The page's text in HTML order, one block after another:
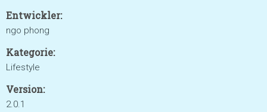
Entwickler:
ngo phong
Kategorie:
Lifestyle
Version:
2.0.1